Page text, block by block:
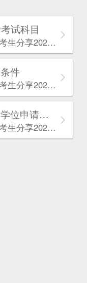
试科目
四川成人高考网​为广大考生分享2025年10月四川成考考试科目。为广大在职人员和社会人士提供学历提升的机会。更多四川成考考试信息，欢迎在线访问四川成人高考网。
件
四川成人高考网​为广大考生分享2025年‌‌‌‌四川成考报考条件。为广大在职人员和社会人士提供学历提升的机会。更多四川成考考试信息，欢迎在线访问四川成人高考网。
2025年‌‌‌‌四川成考学士学位申请条件
四川成人高考网​为广大考生分享2025年‌‌‌‌四川成考学士学位申请条件。为广大在职人员和社会人士提供学历提升的机会。更多四川成考考试信息，欢迎在线访问四川成人高考网。